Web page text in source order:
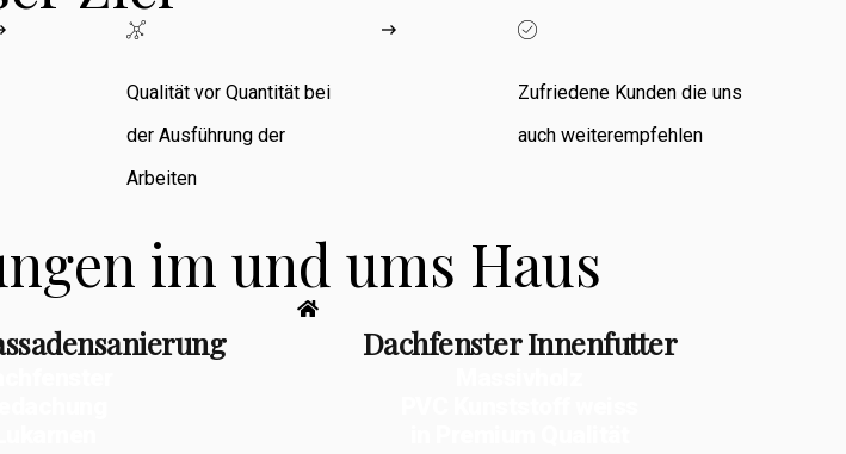
Qualität vor Quantität bei
der Ausführung der
Arbeiten
Zufriedene Kunden die uns
auch weiterempfehlen
im und ums Haus
Dachfenster Innenfutter